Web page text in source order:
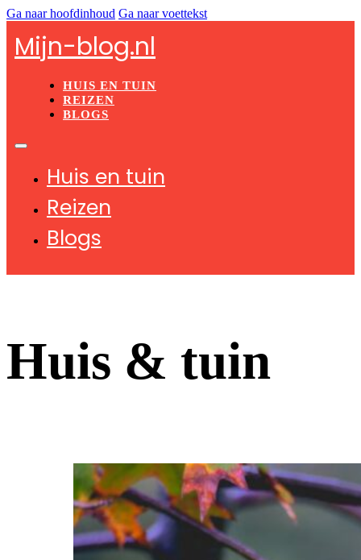
Ga naar hoofdinhoud Ga naar voettekst
Mijn-blog.nl
HUIS EN TUIN
REIZEN
BLOGS
Huis en tuin
Reizen
Blogs
Huis & tuin